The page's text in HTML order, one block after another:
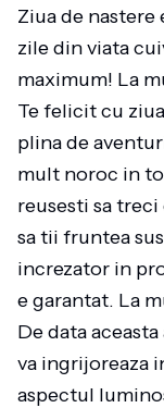
Ziua de
zile din viata
maximum! La
Te felicit cu
plina de
mult noroc in
reusesti sa
sa tii fruntea
increzator in
e garantat. La
De data
va ingrijoreaza
aspectul